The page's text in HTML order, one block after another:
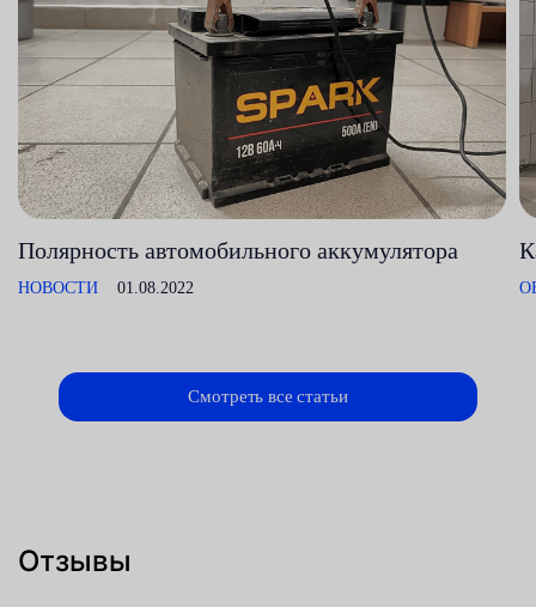
Полярность автомобильного аккумулятора
НОВОСТИ 01.08.2022
Смотреть все статьи
Отзывы